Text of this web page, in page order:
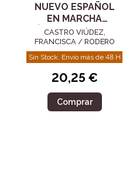
NUEVO ESPAÑOL
EN MARCHA
BÁSICO EJERCICIOS
+ CD
CASTRO VIÚDEZ,
FRANCISCA / RODERO
DÍEZ, IGNACIO /
SARDINERO FRANCOS,
BALLESTEROS, PILA
Sin Stock. Envío más de 48 H
20,25 €
Comprar